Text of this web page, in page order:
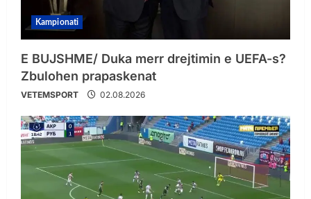
Kampionati
E BUJSHME/ Duka merr drejtimin e UEFA-s?
Zbulohen prapaskenat
VETEMSPORT 02.08.2026